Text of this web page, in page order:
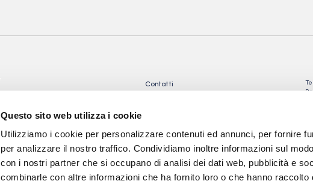
Questo sito web utilizza i cookie
Utilizziamo i cookie per personalizzare contenuti ed annunci, per fornire
per analizzare il nostro traffico. Condividiamo inoltre informazioni sul
con i nostri partner che si occupano di analisi dei dati web, pubblicità e
combinarle con altre informazioni che ha fornito loro o che hanno raccolto
Contatti
C.